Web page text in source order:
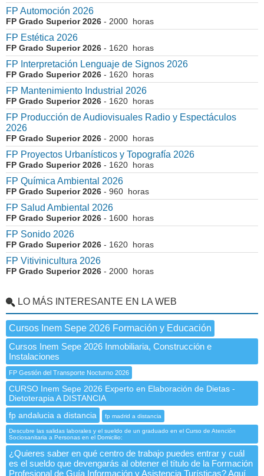
FP Automoción 2026
FP Grado Superior 2026 - 2000 horas
FP Estética 2026
FP Grado Superior 2026 - 1620 horas
FP Interpretación Lenguaje de Signos 2026
FP Grado Superior 2026 - 1620 horas
FP Mantenimiento Industrial 2026
FP Grado Superior 2026 - 1620 horas
FP Producción de Audiovisuales Radio y Espectáculos
2026
FP Grado Superior 2026 - 2000 horas
FP Proyectos Urbanísticos y Topografía 2026
FP Grado Superior 2026 - 1620 horas
FP Química Ambiental 2026
FP Grado Superior 2026 - 960 horas
FP Salud Ambiental 2026
FP Grado Superior 2026 - 1600 horas
FP Sonido 2026
FP Grado Superior 2026 - 1620 horas
FP Vitivinicultura 2026
FP Grado Superior 2026 - 2000 horas
LO MÁS INTERESANTE EN LA WEB
Cursos Inem Sepe 2026 Formación y Educación
Cursos Inem Sepe 2026 Inmobiliaria, Construcción e
Instalaciones
FP Gestión del Transporte Nocturno 2026
CURSO Inem Sepe 2026 Experto en Elaboración de Dietas -
Dietoterapia A DISTANCIA
fp andalucia a distancia
fp madrid a distancia
Descubre las salidas laborales y el sueldo de un graduado en el Curso de Atención
Sociosanitaria a Personas en el Domicilio:
¿Quieres saber en qué centro de trabajo puedes entrar y cuál
es el sueldo que devengarás al obtener el título de la Formación
Profesional de Guía Información y Asistencia Turísticas? Aquí